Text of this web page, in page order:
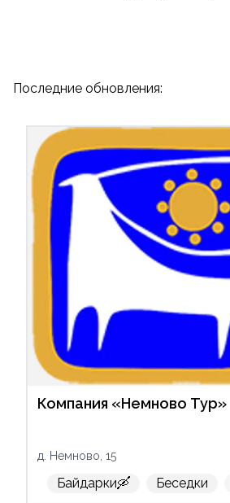
Последние обновления:
Компания «Немново Тур»
д. Немново, 15
Байдарки🛶 Беседки